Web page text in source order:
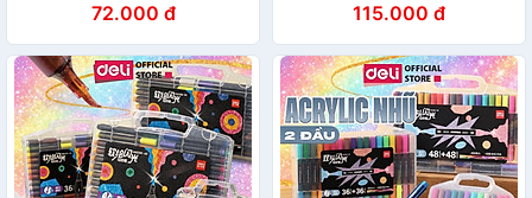
72.000 đ
Vẽ Trên Mọi Chất Liệu Bề
Mặt
115.000 đ